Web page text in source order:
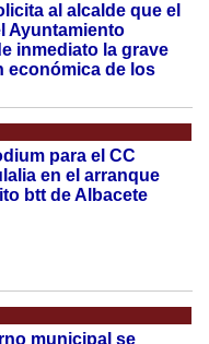
al alcalde que el
Ayuntamiento
inmediato la grave
económica de los
para el CC
en el arranque
btt de Albacete
municipal se